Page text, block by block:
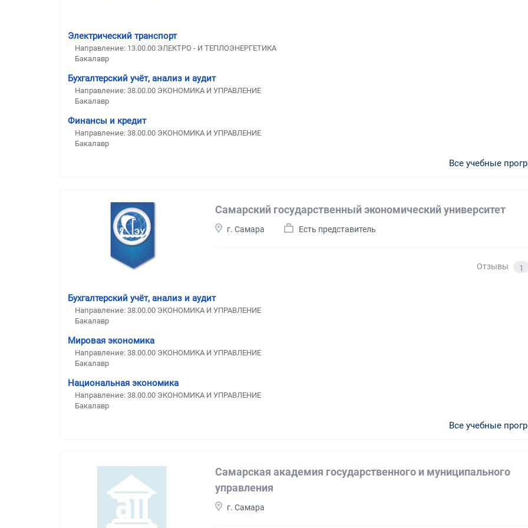
Электрический транспорт
Направление: 13.00.00 ЭЛЕКТРО - И ТЕПЛОЭНЕРГЕТИКА
Бакалавр
Бухгалтерский учёт, анализ и аудит
Направление: 38.00.00 ЭКОНОМИКА И УПРАВЛЕНИЕ
Бакалавр
Финансы и кредит
Направление: 38.00.00 ЭКОНОМИКА И УПРАВЛЕНИЕ
Бакалавр
Все учебные
Самарский государственный экономический университет
г. Самара Есть представитель
Отзывы 1
Бухгалтерский учёт, анализ и аудит
Направление: 38.00.00 ЭКОНОМИКА И УПРАВЛЕНИЕ
Бакалавр
Мировая экономика
Направление: 38.00.00 ЭКОНОМИКА И УПРАВЛЕНИЕ
Бакалавр
Национальная экономика
Направление: 38.00.00 ЭКОНОМИКА И УПРАВЛЕНИЕ
Бакалавр
Все учебные
Самарская академия государственного и муниципального
управления
г. Самара